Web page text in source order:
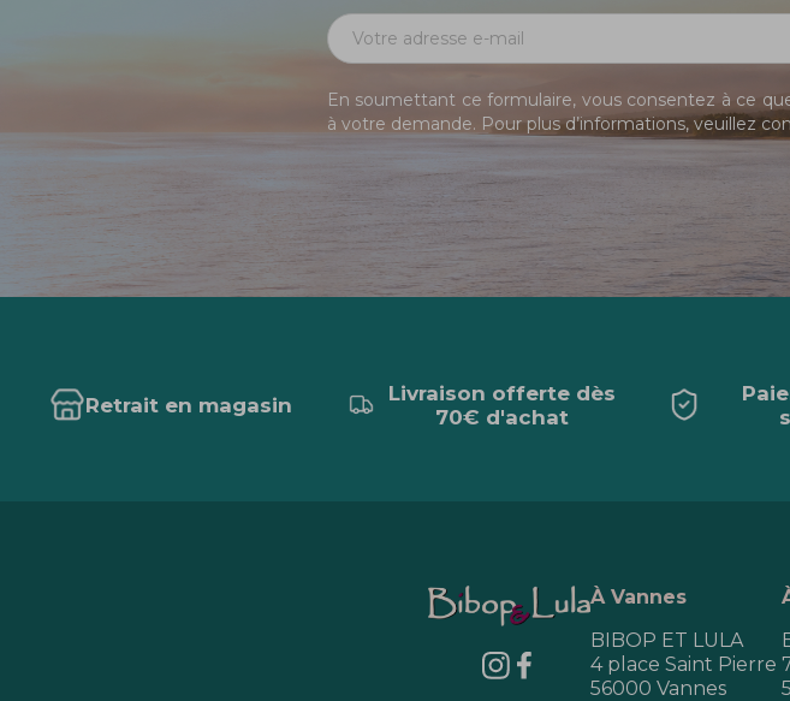
En soumettant ce formulaire, vous consentez à ce
à votre demande. Pour plus d’informations, veuillez
Retrait en magasin
Livraison offerte dès
70€ d'achat
À Vannes
BIBOP ET LULA
4 place Saint Pierre
56000 Vannes